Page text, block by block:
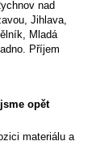
nad
Jihlava,
Mladá
Příjem
opět
materiálu a